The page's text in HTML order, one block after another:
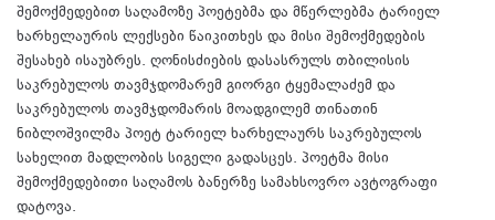
შემოქმედებით საღამოზე პოეტებმა და მწერლებმა ტარიელ
ხარხელაურის ლექსები წაიკითხეს და მისი შემოქმედების
შესახებ ისაუბრეს. ღონისძიების დასასრულს თბილისის
საკრებულოს თავმჯდომარემ გიორგი ტყემალაძემ და
საკრებულოს თავმჯდომარის მოადგილემ თინათინ
ნიბლოშვილმა პოეტ ტარიელ ხარხელაურს საკრებულოს
სახელით მადლობის სიგელი გადასცეს. პოეტმა მისი
შემოქმედებითი საღამოს ბანერზე სამახსოვრო ავტოგრაფი
დატოვა.